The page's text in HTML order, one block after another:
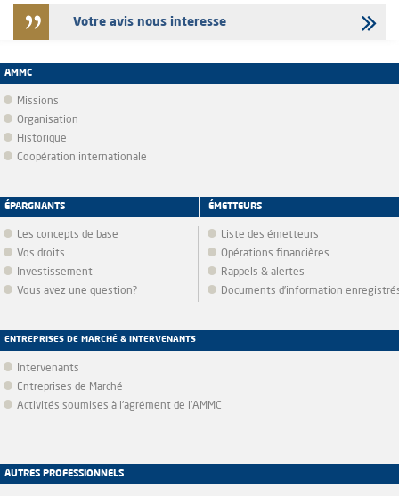
Votre avis nous interesse
AMMC
Missions
Organisation
Historique
Coopération internationale
ÉPARGNANTS
Les concepts de base
Vos droits
Investissement
Vous avez une question?
ÉMETTEURS
Liste des émetteurs
Opérations financières
Rappels & alertes
Documents d’information
ENTREPRISES DE MARCHÉ & INTERVENANTS
Intervenants
Entreprises de Marché
Activités soumises à l'agrément de l'AMMC
AUTRES PROFESSIONNELS